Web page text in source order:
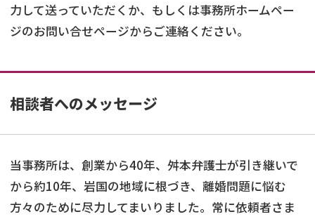
力して送っていただくか、もしくは事務所ホームペー
ジのお問い合せページからご連絡ください。
相談者へのメッセージ
当事務所は、創業から40年、舛本弁護士が引き継いで
から約10年、岩国の地域に根づき、離婚問題に悩む
方々のために尽力してまいりました。常に依頼者さま